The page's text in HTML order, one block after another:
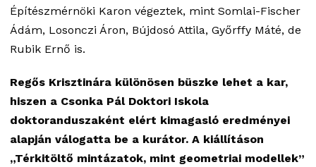
Építészmérnöki Karon végeztek, mint Somlai-Fischer
Ádám, Losonczi Áron, Bújdosó Attila, Győrffy Máté, de
Rubik Ernő is.
Regős Krisztinára különösen büszke lehet a kar,
hiszen a Csonka Pál Doktori Iskola
doktoranduszaként elért kimagasló eredményei
alapján válogatta be a kurátor. A kiállításon
„Térkitöltő mintázatok, mint geometriai modellek”